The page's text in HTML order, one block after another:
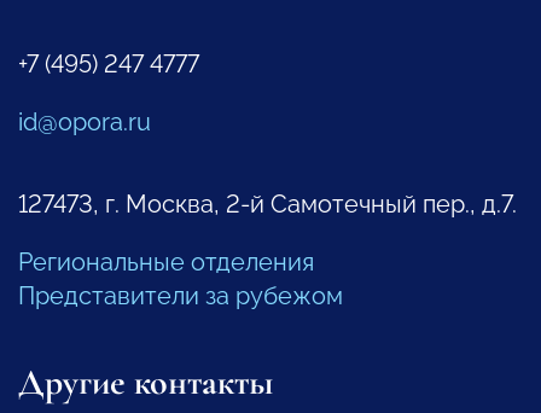
+7 (495) 247 4777
id@opora.ru
127473, г. Москва, 2-й Самотечный пер., д.7.
Региональные отделения
Представители за рубежом
Другие контакты